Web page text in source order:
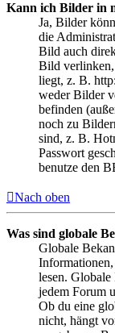
Kann ich Bilder in
Ja, Bilder
die
Bild auch
Bild verlinken,
liegt, z. B.
weder Bilder
befinden
noch zu
sind, z. B.
Passwort
benutze den
Nach oben
Was sind globale
Globale
lesen. Globale
jedem Forum
Ob du eine
nicht, hängt